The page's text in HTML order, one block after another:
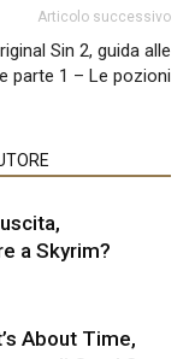
Articolo successivo
Sin 2, guida alle
parte 1 – Le pozioni
a Skyrim?
About Time,